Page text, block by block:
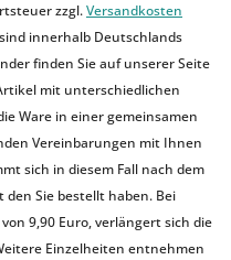
zzgl.Versandkosten
innerhalb Deutschlands
finden Sie auf unserer Seite
mit unterschiedlichen
Ware in einer gemeinsamen
Vereinbarungen mit Ihnen
sich in diesem Fall nach dem
Sie bestellt haben. Bei
9,90 Euro, verlängert sich die
Einzelheiten entnehmen